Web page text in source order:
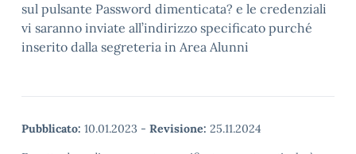
sul pulsante Password dimenticata? e le credenziali
vi saranno inviate all’indirizzo specificato purché
inserito dalla segreteria in Area Alunni
Pubblicato: 10.01.2023 - Revisione: 25.11.2024